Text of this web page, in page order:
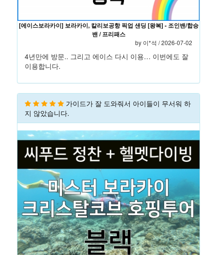
[에이스보라카이] 보라카이, 칼리보공항 픽업 샌딩 [왕복] - 조인밴/합승
밴 / 프리패스
by 이*석 / 2026-07-02
4년만에 방문.. 그리고 에이스 다시 이용… 이번에도 잘
이용합니다.
가이드가 잘 도와줘서 아이들이 무서워 하
지 않았습니다.